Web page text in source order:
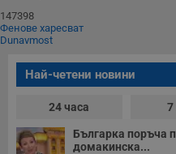
147398
Фенове харесват
Dunavmost
Най-четени новини
24 часа 7
Българка поръча
домакинска...